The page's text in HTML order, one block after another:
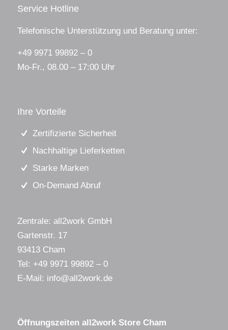
Service Hotline
Telefonische Unterstützung und Beratung unter:
+49 9971 99892 – 0
Mo-Fr., 08.00 – 17:00 Uhr
Ihre Vorteile
Zertifizierte Sicherheit
Nachhaltige Lieferketten
Starke Marken
On-Demand Abruf
Zentrale: all2work GmbH
Gartenstr. 17
93413 Cham
Tel: +49 9971 99892 – 0
E-Mail: info@all2work.de
Öffnungszeiten all2work Store Cham